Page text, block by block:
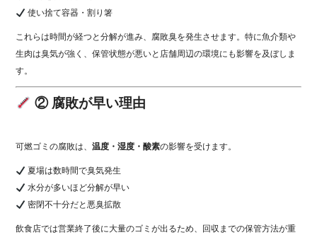
使い捨て容器・割り箸
これらは時間が経つと分解が進み、腐敗臭を発生させます。特に魚介類や
生肉は臭気が強く、保管状態が悪いと店舗周辺の環境にも影響を及ぼしま
す。
② 腐敗が早い理由
可燃ゴミの腐敗は、温度・湿度・酸素の影響を受けます。
夏場は数時間で臭気発生
水分が多いほど分解が早い
密閉不十分だと悪臭拡散
飲食店では営業終了後に大量のゴミが出るため、回収までの保管方法が重